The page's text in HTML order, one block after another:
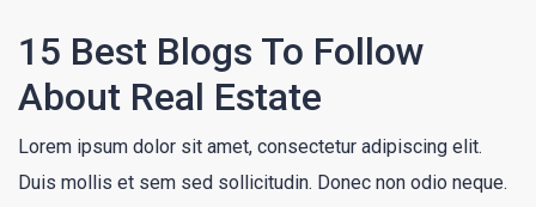
15 Best Blogs To Follow
About Real Estate
Lorem ipsum dolor sit amet, consectetur adipiscing elit.
Duis mollis et sem sed sollicitudin. Donec non odio neque.